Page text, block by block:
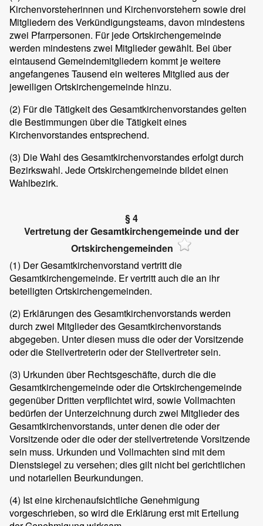
Kirchenvorsteherinnen und Kirchenvorstehern sowie drei
Mitgliedern des Verkündigungsteams, davon mindestens
zwei Pfarrpersonen. Für jede Ortskirchengemeinde
werden mindestens zwei Mitglieder gewählt. Bei über
eintausend Gemeindemitgliedern kommt je weitere
angefangenes Tausend ein weiteres Mitglied aus der
jeweiligen Ortskirchengemeinde hinzu.
(2) Für die Tätigkeit des Gesamtkirchenvorstandes gelten
die Bestimmungen über die Tätigkeit eines
Kirchenvorstandes entsprechend.
(3) Die Wahl des Gesamtkirchenvorstandes erfolgt durch
Bezirkswahl. Jede Ortskirchengemeinde bildet einen
Wahlbezirk.
§ 4
Vertretung der Gesamtkirchengemeinde und der
Ortskirchengemeinden
(1) Der Gesamtkirchenvorstand vertritt die
Gesamtkirchengemeinde. Er vertritt auch die an ihr
beteiligten Ortskirchengemeinden.
(2) Erklärungen des Gesamtkirchenvorstands werden
durch zwei Mitglieder des Gesamtkirchenvorstands
abgegeben. Unter diesen muss die oder der Vorsitzende
oder die Stellvertreterin oder der Stellvertreter sein.
(3) Urkunden über Rechtsgeschäfte, durch die die
Gesamtkirchengemeinde oder die Ortskirchengemeinde
gegenüber Dritten verpflichtet wird, sowie Vollmachten
bedürfen der Unterzeichnung durch zwei Mitglieder des
Gesamtkirchenvorstands, unter denen die oder der
Vorsitzende oder die oder der stellvertretende Vorsitzende
sein muss. Urkunden und Vollmachten sind mit dem
Dienstsiegel zu versehen; dies gilt nicht bei gerichtlichen
und notariellen Beurkundungen.
(4) Ist eine kirchenaufsichtliche Genehmigung
vorgeschrieben, so wird die Erklärung erst mit Erteilung